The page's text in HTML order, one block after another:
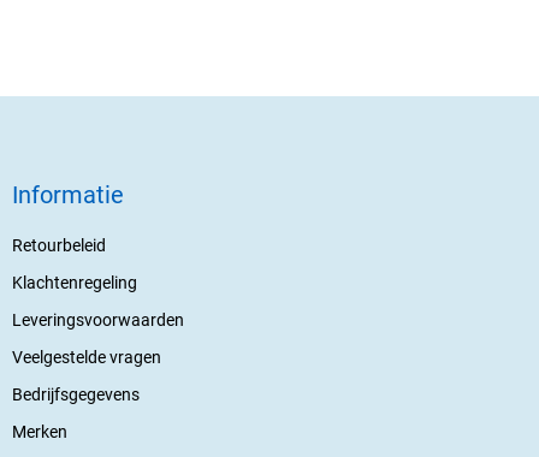
Informatie
Retourbeleid
Klachtenregeling
Leveringsvoorwaarden
Veelgestelde vragen
Bedrijfsgegevens
Merken